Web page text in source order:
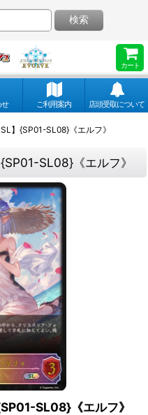
カート
検索
せ ご利用案内 店頭受取について
】{SP01-SL08}《エルフ》
SL08}《エルフ》
SL08}《エルフ》